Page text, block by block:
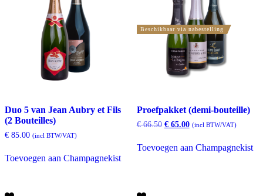
Duo 5 van Jean Aubry et Fils
(2 Bouteilles)
€ 85.00 (incl BTW/VAT)
Toevoegen aan Champagnekist
Beschikbaar via nabestelling
Proefpakket (demi-bouteille)
€66.50 Oorspronkelijke
€ 66.50.
€65.00Huidige
€ 65.00.
(incl BTW/VAT)
Toevoegen aan Champagnekist